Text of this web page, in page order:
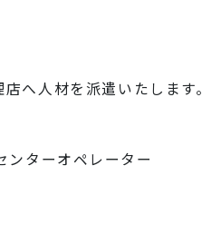
へ人材を派遣いたします。
ターオペレーター